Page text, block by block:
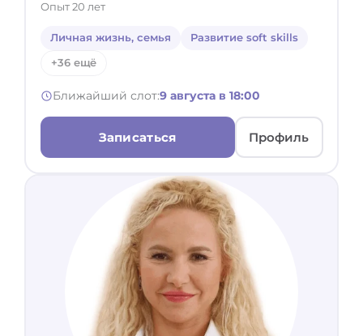
Опыт 20 лет
Личная жизнь, семья Развитие soft skills
+36 ещё
Ближайший слот:9 августа в 18:00
Записаться Профиль